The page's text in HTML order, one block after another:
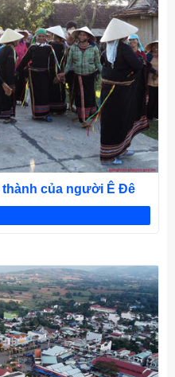
của người Ê Đê